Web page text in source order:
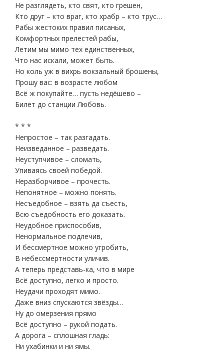
Не разглядеть, кто свят, кто грешен,
Кто друг – кто враг, кто храбр – кто трус…
Рабы жестоких правил писаных,
Комфортных прелестей рабы,
Летим мы мимо тех единственных,
Что нас искали, может быть.
Но коль уж в вихрь вокзальный брошены,
Прошу вас: в возрасте любом
Всё ж покупайте… пусть недёшево –
Билет до станции Любовь.
* * *
Непростое – так разгадать.
Неизведанное – разведать.
Неуступчивое – сломать,
Упиваясь своей победой.
Неразборчивое – прочесть.
Непонятное – можно понять.
Несъедобное – взять да съесть,
Всю съедобность его доказать.
Неудобное приспособив,
Ненормальное подлечив,
И бессмертное можно угробить,
В небессмертности уличив.
А теперь представь-ка, что в мире
Всё доступно, легко и просто.
Неудачи проходят мимо.
Даже вниз спускаются звёзды…
Ну до омерзения прямо
Всё доступно – рукой подать.
А дорога – сплошная гладь:
Ни ухабинки и ни ямы.